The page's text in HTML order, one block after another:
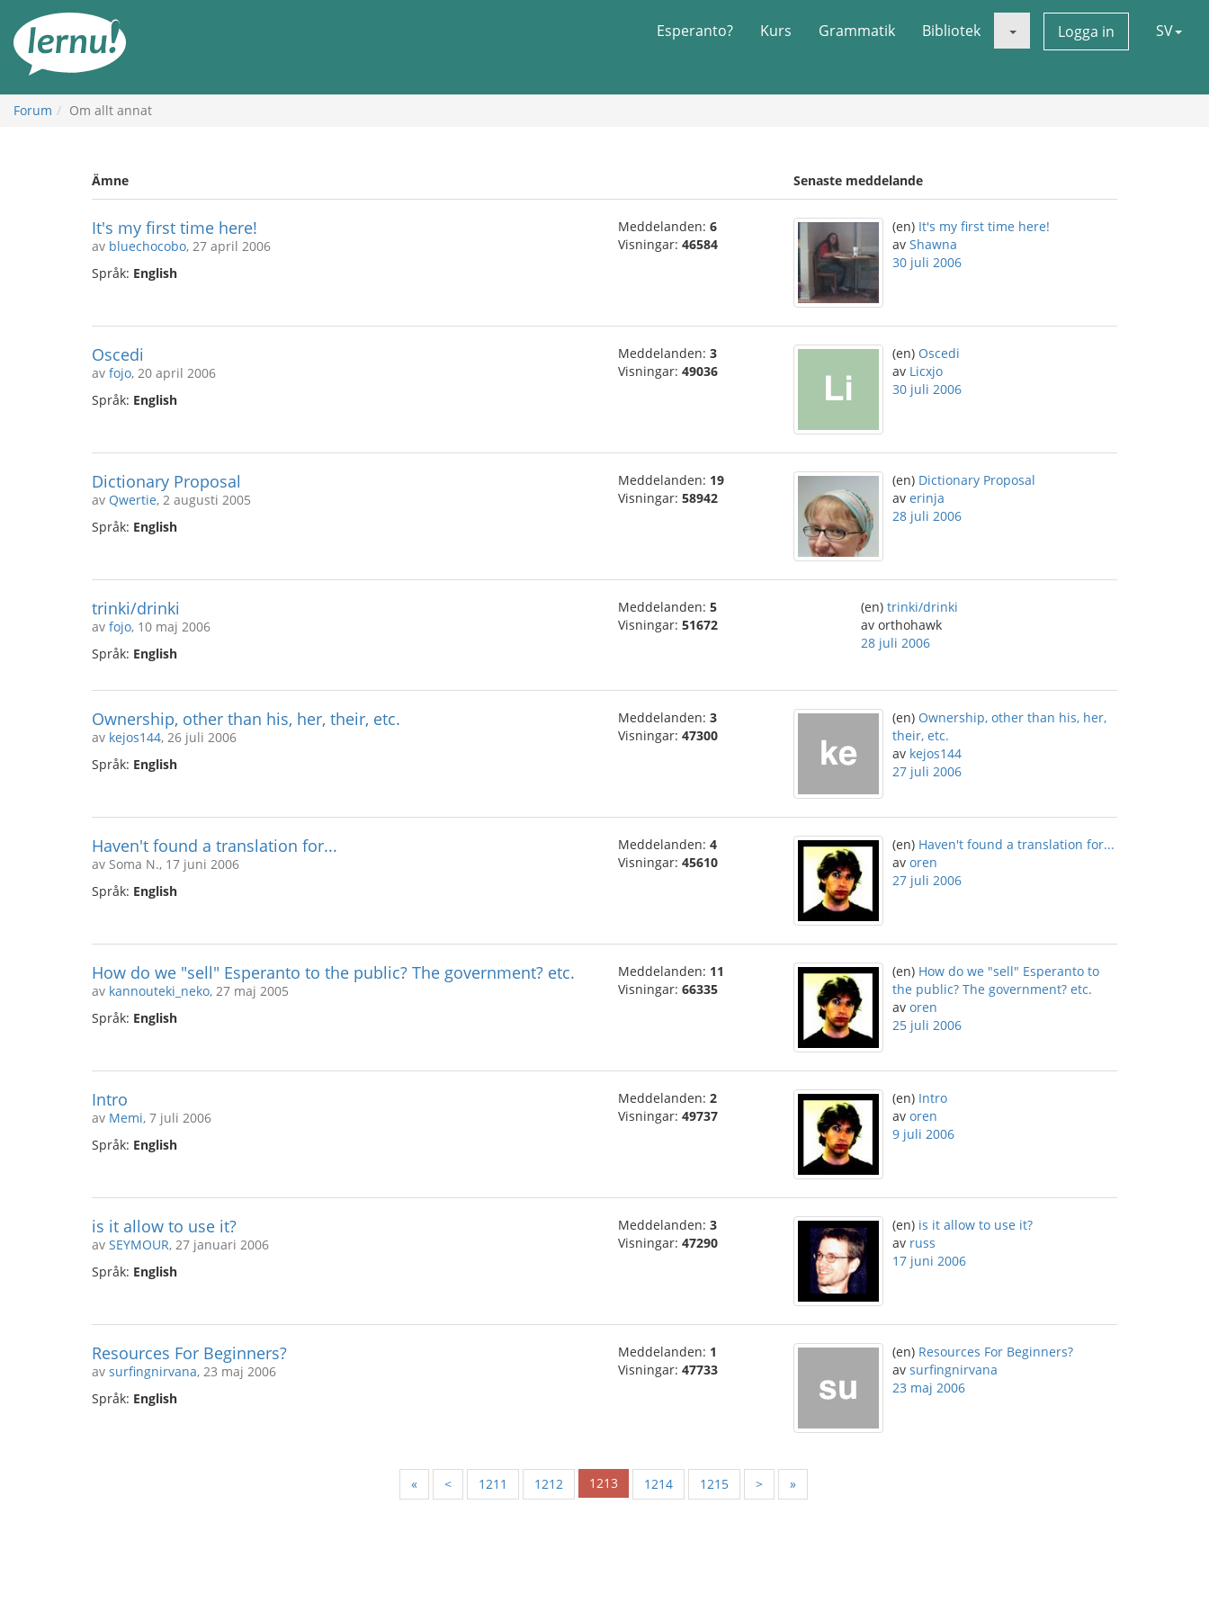
sidans
innehåll
Esperanto? Kurs Grammatik Bibliotek Logga in SV
Forum Om allt annat
Ämne Senaste meddelande
It's my first time here!
av bluechocobo, 27 april 2006
Språk: English
Meddelanden: 6
Visningar: 46584
(en) It's my first time here!
av Shawna
30 juli 2006
Oscedi
av fojo, 20 april 2006
Språk: English
Meddelanden: 3
Visningar: 49036
(en) Oscedi
av Licxjo
30 juli 2006
Dictionary Proposal
av Qwertie, 2 augusti 2005
Språk: English
Meddelanden: 19
Visningar: 58942
(en) Dictionary Proposal
av erinja
28 juli 2006
trinki/drinki
av fojo, 10 maj 2006
Språk: English
Meddelanden: 5
Visningar: 51672
(en) trinki/drinki
av orthohawk
28 juli 2006
Ownership, other than his, her, their, etc.
av kejos144, 26 juli 2006
Språk: English
Meddelanden: 3
Visningar: 47300
(en) Ownership, other than his, her,
their, etc.
av kejos144
27 juli 2006
Haven't found a translation for...
av Soma N., 17 juni 2006
Språk: English
Meddelanden: 4
Visningar: 45610
(en) Haven't found a translation for...
av oren
27 juli 2006
How do we "sell" Esperanto to the public? The government? etc.
av kannouteki_neko, 27 maj 2005
Språk: English
Meddelanden: 11
Visningar: 66335
(en) How do we "sell" Esperanto to
the public? The government? etc.
av oren
25 juli 2006
Intro
av Memi, 7 juli 2006
Språk: English
Meddelanden: 2
Visningar: 49737
(en) Intro
av oren
9 juli 2006
is it allow to use it?
av SEYMOUR, 27 januari 2006
Språk: English
Meddelanden: 3
Visningar: 47290
(en) is it allow to use it?
av russ
17 juni 2006
Resources For Beginners?
av surfingnirvana, 23 maj 2006
Språk: English
Meddelanden: 1
Visningar: 47733
(en) Resources For Beginners?
av surfingnirvana
23 maj 2006
« < 1211 1212 1213 1214 1215 > »